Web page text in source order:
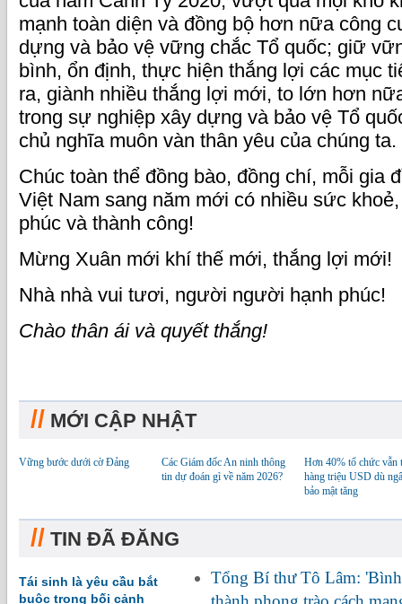
mạnh toàn diện và đồng bộ hơn nữa công
dựng và bảo vệ vững chắc Tổ quốc; giữ
bình, ổn định, thực hiện thắng lợi các mục
ra, giành nhiều thắng lợi mới, to lớn hơn
trong sự nghiệp xây dựng và bảo vệ Tổ
chủ nghĩa muôn vàn thân yêu của chúng ta.
Chúc toàn thể đồng bào, đồng chí, mỗi gia
Việt Nam sang năm mới có nhiều sức
phúc và thành công!
Mừng Xuân mới khí thế mới, thắng lợi mới!
Nhà nhà vui tươi, người người hạnh phúc!
Chào thân ái và quyết thắng!
// MỚI CẬP NHẬT
Vững bước dưới cờ Đảng
Các Giám đốc An ninh thông
tin dự đoán gì về năm 2026?
Hơn 40% tổ chức vẫn
hàng triệu USD dù
bảo mật tăng
// TIN ĐÃ ĐĂNG
Tái sinh là yêu cầu bắt
buộc trong bối cảnh
Tổng Bí thư Tô Lâm: